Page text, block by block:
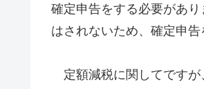
確定申告をする必要があ
はされないため、確定申告
定額減税に関してですが